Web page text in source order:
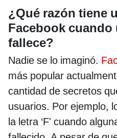
¿Qué razón tiene
Facebook cuando
fallece?
Nadie se lo imaginó.
más popular
cantidad de secretos
usuarios. Por ejemplo,
la letra ‘F' cuando